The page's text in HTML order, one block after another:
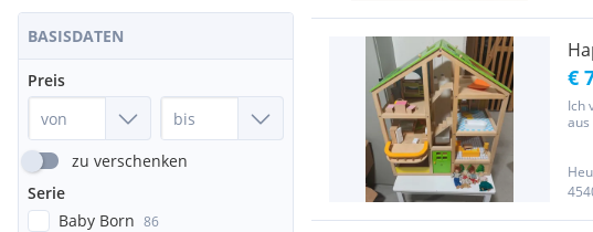
BASISDATEN
Preis
zu verschenken
Serie
Baby Born 86
€
Ich
aus